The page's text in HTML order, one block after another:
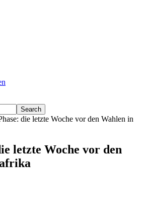
die letzte Woche vor den Wahlen in
letzte Woche vor den